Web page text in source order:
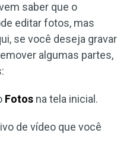
saber que o
editar fotos, mas
se você deseja gravar
algumas partes,
Fotos na tela inicial.
de vídeo que você